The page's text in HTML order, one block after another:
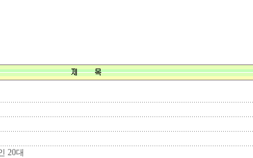
20대